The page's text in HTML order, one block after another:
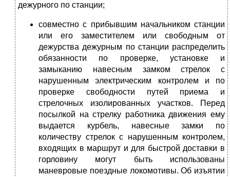
дежурного по станции;
совместно с прибывшим начальником станции
или его заместителем или свободным от
дежурства дежурным по станции распределить
обязанности по проверке, установке и
замыканию навесным замком стрелок с
нарушенным электрическим контролем и по
проверке свободности путей приема и
стрелочных изолированных участков. Перед
посылкой на стрелку работника движения ему
выдается курбель, навесные замки по
количеству стрелок с нарушенным контролем,
входящих в маршрут и для быстрой доставки в
горловину могут быть использованы
маневровые поездные локомотивы. Об изъятии